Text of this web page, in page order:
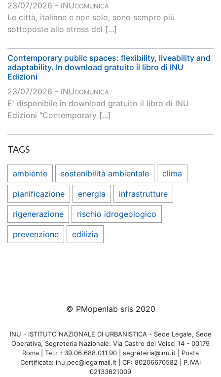
23/07/2026 - INUCOMUNICA
Le città, italiane e non solo, sono sempre più
sottoposte allo stress del [...]
Contemporary public spaces: flexibility, liveability and
adaptability. In download gratuito il libro di INU
Edizioni
23/07/2026 - INUCOMUNICA
E' disponibile in download gratuito il libro di INU
Edizioni "Contemporary [...]
TAGS
ambiente sostenibilità ambientale clima
pianificazione energia infrastrutture
rigenerazione rischio idrogeologico
prevenzione edilizia
© PMopenlab srls 2020
INU - ISTITUTO NAZIONALE DI URBANISTICA - Sede Legale, Sede
Operativa, Segreteria Nazionale: Via Castro dei Volsci 14 - 00179
Roma | Tel.: +39.06.688.011.90 | segreteria@inu.it | Posta
Certificata: inu.pec@legalmail.it | CF: 80206670582 | P.IVA:
02133621009